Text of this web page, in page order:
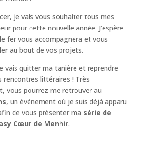
je vais vous souhaiter tous mes
pour cette nouvelle année. J’espère
fer vous accompagnera et vous
au bout de vos projets.
vais quitter ma tanière et reprendre
rencontres littéraires ! Très
vous pourrez me retrouver au
, un événement où je suis déjà apparu
de vous présenter ma série de
Cœur de Menhir.